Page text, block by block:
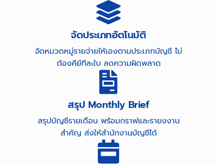
จัดประเภทอัตโนมัติ
จัดหมวดหมู่รายจ่ายให้เองตามประเภทบัญชี ไม่
ต้องคีย์ทีละใบ ลดความผิดพลาด
สรุป Monthly Brief
สรุปบัญชีรายเดือน พร้อมกราฟและรายงงาน
สำคัญ ส่งให้สำนักงานบัญชีได้